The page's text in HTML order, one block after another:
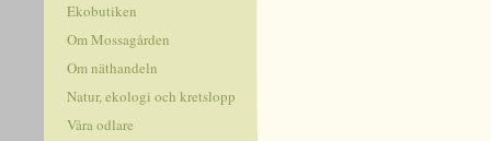
Ekobutiken
Om Mossagården
Om näthandeln
Natur, ekologi och kretslopp
Våra odlare